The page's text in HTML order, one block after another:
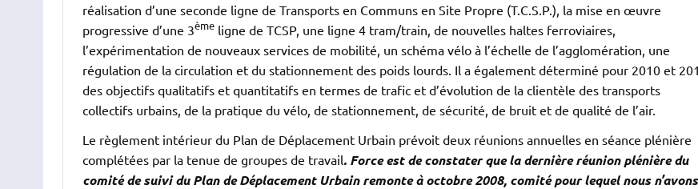
réalisation d’une seconde ligne de Transports en Communs en Site Propre (T.C.S.P.), la mise en œuvre
progressive d’une 3èmeligne de TCSP, une ligne 4 tram/train, de nouvelles haltes ferroviaires,
l’expérimentation de nouveaux services de mobilité, un schéma vélo à l’échelle de l’agglomération, une
régulation de la circulation et du stationnement des poids lourds. Il a également déterminé pour 2010 et
des objectifs qualitatifs et quantitatifs en termes de trafic et d’évolution de la clientèle des transports
collectifs urbains, de la pratique du vélo, de stationnement, de sécurité, de bruit et de qualité de l’air.
Le règlement intérieur du Plan de Déplacement Urbain prévoit deux réunions annuelles en séance plénière
complétées par la tenue de groupes de travail. Force est de constater que la dernière réunion plénière du
comité de suivi du Plan de Déplacement Urbain remonte à octobre 2008, comité pour lequel nous n’avons